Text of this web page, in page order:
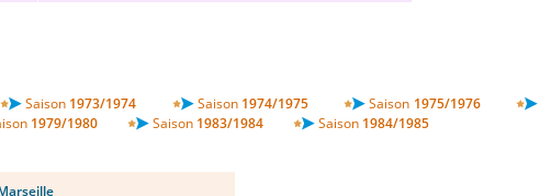
Saison1973/1974 Saison1974/1975 Saison 1975/1976
1979/1980 Saison 1983/1984 Saison 1984/1985